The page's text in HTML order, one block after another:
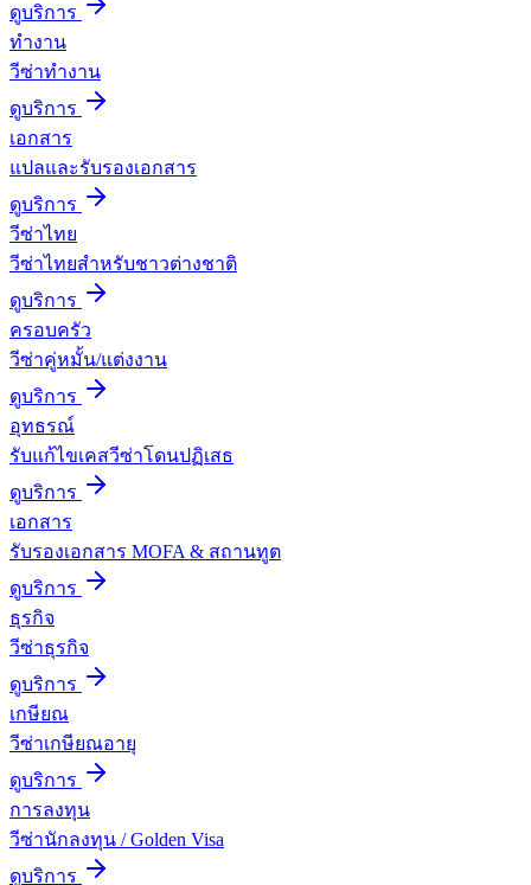
ดูบริการ
ทำงาน
วีซ่าทำงาน
ดูบริการ
เอกสาร
แปลและรับรองเอกสาร
ดูบริการ
วีซ่าไทย
วีซ่าไทยสำหรับชาวต่างชาติ
ดูบริการ
ครอบครัว
วีซ่าคู่หมั้น/แต่งงาน
ดูบริการ
อุทธรณ์
รับแก้ไขเคสวีซ่าโดนปฏิเสธ
ดูบริการ
เอกสาร
รับรองเอกสาร MOFA & สถานทูต
ดูบริการ
ธุรกิจ
วีซ่าธุรกิจ
ดูบริการ
เกษียณ
วีซ่าเกษียณอายุ
ดูบริการ
การลงทุน
วีซ่านักลงทุน / Golden Visa
ดูบริการ